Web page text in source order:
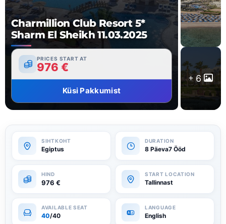
Charmillion Club Resort 5*
Sharm El Sheikh 11.03.2025
PRICES START AT
976 €
Küsi Pakkumist
6
Egiptus 8 Päeva7 Ööd
976 € Tallinnast
40/40 English